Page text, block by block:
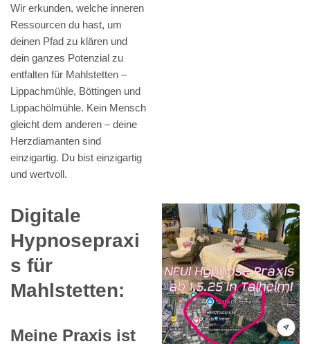
Wir erkunden, welche inneren
Ressourcen du hast, um
deinen Pfad zu klären und
dein ganzes Potenzial zu
entfalten für Mahlstetten –
Lippachmühle, Böttingen und
Lippachölmühle. Kein Mensch
gleicht dem anderen – deine
Herzdiamanten sind
einzigartig. Du bist einzigartig
und wertvoll.
Digitale
Hypnosepraxi
s für
Mahlstetten:
Meine Praxis ist